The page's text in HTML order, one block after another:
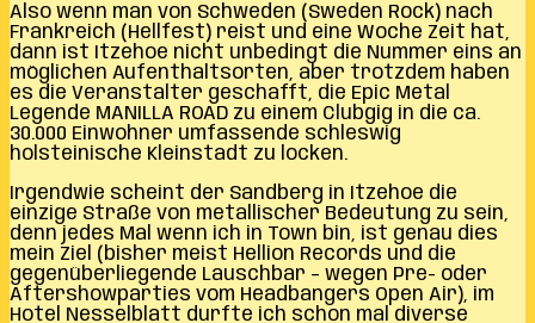
Also wenn man von Schweden (Sweden Rock) nach
Frankreich (Hellfest) reist und eine Woche Zeit hat,
dann ist Itzehoe nicht unbedingt die Nummer eins an
möglichen Aufenthaltsorten, aber trotzdem haben
es die Veranstalter geschafft, die Epic Metal
Legende MANILLA ROAD zu einem Clubgig in die ca.
30.000 Einwohner umfassende schleswig
holsteinische Kleinstadt zu locken.
Irgendwie scheint der Sandberg in Itzehoe die
einzige Straße von metallischer Bedeutung zu sein,
denn jedes Mal wenn ich in Town bin, ist genau dies
mein Ziel (bisher meist Hellion Records und die
gegenüberliegende Lauschbar – wegen Pre- oder
Aftershowparties vom Headbangers Open Air), im
Hotel Nesselblatt durfte ich schon mal diverse